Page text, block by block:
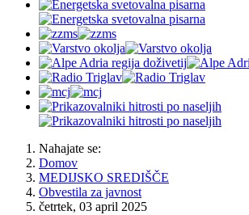
Nahajate se:
Domov
MEDIJSKO SREDIŠČE
Obvestila za javnost
četrtek, 03 april 2025